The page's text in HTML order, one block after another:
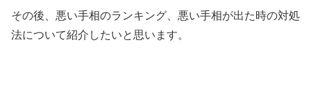
その後、悪い手相のランキング、悪い手相が出た時の対処
法について紹介したいと思います。